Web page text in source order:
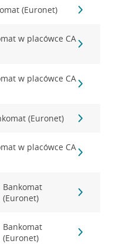
(Euronet)
w placówce CA
w placówce CA
(Euronet)
w placówce CA
Bankomat
(Euronet)
Bankomat
(Euronet)